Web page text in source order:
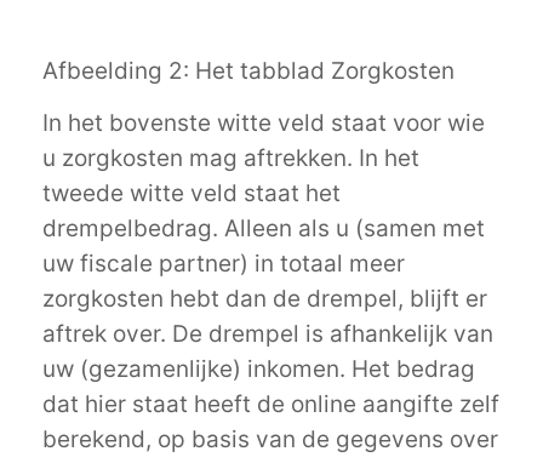
Afbeelding 2: Het tabblad Zorgkosten
In het bovenste witte veld staat voor wie
u zorgkosten mag aftrekken. In het
tweede witte veld staat het
drempelbedrag. Alleen als u (samen met
uw fiscale partner) in totaal meer
zorgkosten hebt dan de drempel, blijft er
aftrek over. De drempel is afhankelijk van
uw (gezamenlijke) inkomen. Het bedrag
dat hier staat heeft de online aangifte zelf
berekend, op basis van de gegevens over